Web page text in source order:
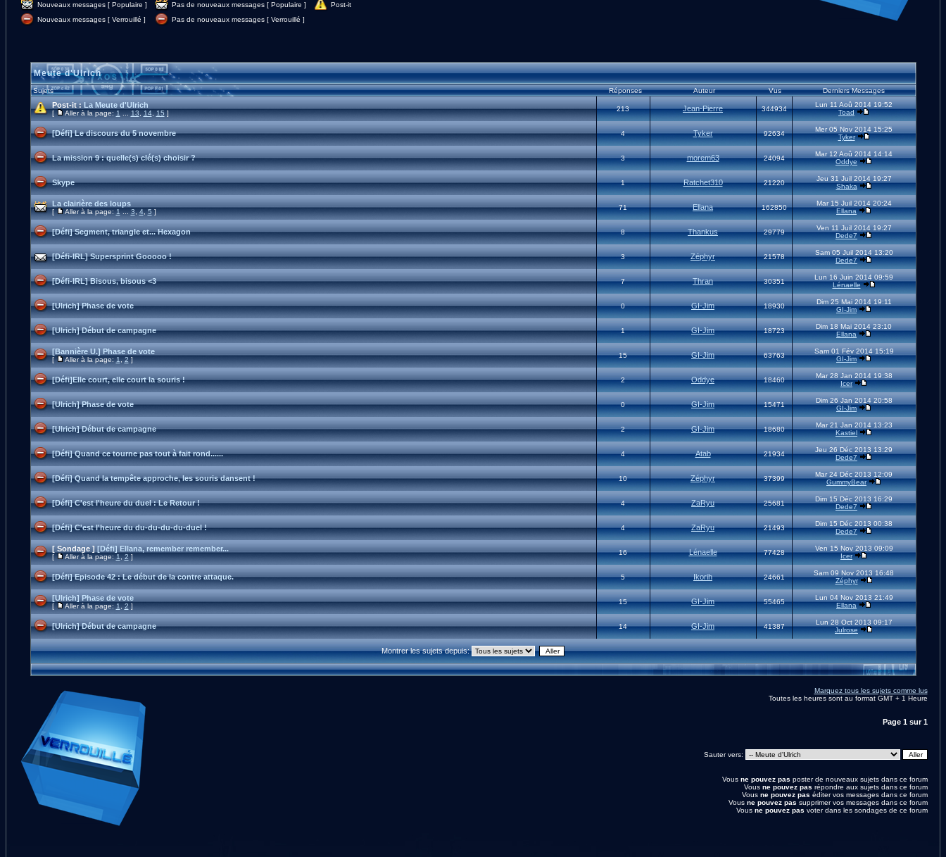
Nouveaux messages [ Populaire ]
Pas de nouveaux messages [ Populaire ]
Post-it
Nouveaux messages [ Verrouillé ]
Pas de nouveaux messages [ Verrouillé ]
Meute d'Ulrich
Sujets Réponses Auteur Vus Derniers Messages
Post-it : La Meute d'Ulrich
[ Aller à la page:1...13,14,15]
213 Jean-Pierre 344934
Lun 11 Aoû 2014 19:52
Toad
[Défi] Le discours du 5 novembre 4 Tyker 92634
Mer 05 Nov 2014 15:25
Tyker
La mission 9 : quelle(s) clé(s) choisir ? 3 morem63 24094
Mar 12 Aoû 2014 14:14
Oddye
Skype 1 Ratchet310 21220
Jeu 31 Juil 2014 19:27
Shaka
La clairière des loups
[ Aller à la page:1...3,4,5]
71 Ellana 162850
Mar 15 Juil 2014 20:24
Ellana
[Défi] Segment, triangle et... Hexagon 8 Thankus 29779
Ven 11 Juil 2014 19:27
Dede7
[Défi-IRL] Supersprint Gooooo ! 3 Zéphyr 21578
Sam 05 Juil 2014 13:20
Dede7
[Défi-IRL] Bisous, bisous <3 7 Thran 30351
Lun 16 Juin 2014 09:59
Lénaelle
[Ulrich] Phase de vote 0 GI-Jim 18930
Dim 25 Mai 2014 19:11
GI-Jim
[Ulrich] Début de campagne 1 GI-Jim 18723
Dim 18 Mai 2014 23:10
Ellana
[Bannière U.] Phase de vote
[ Aller à la page:1,2]
15 GI-Jim 63763
Sam 01 Fév 2014 15:19
GI-Jim
[Défi]Elle court, elle court la souris ! 2 Oddye 18460
Mar 28 Jan 2014 19:38
Icer
[Ulrich] Phase de vote 0 GI-Jim 15471
Dim 26 Jan 2014 20:58
GI-Jim
[Ulrich] Début de campagne 2 GI-Jim 18680
Mar 21 Jan 2014 13:23
Kastiel
[Défi] Quand ce tourne pas tout à fait rond...... 4 Atab 21934
Jeu 26 Déc 2013 13:29
Dede7
[Défi] Quand la tempête approche, les souris dansent ! 10 Zéphyr 37399
Mar 24 Déc 2013 12:09
GummyBear
[Défi] C'est l'heure du duel : Le Retour ! 4 ZaRyu 25681
Dim 15 Déc 2013 16:29
Dede7
[Défi] C'est l'heure du du-du-du-du-duel ! 4 ZaRyu 21493
Dim 15 Déc 2013 00:38
Dede7
[ Sondage ] [Défi] Ellana, remember remember...
[ Aller à la page:1,2]
16 Lénaelle 77428
Ven 15 Nov 2013 09:09
Icer
[Défi] Episode 42 : Le début de la contre attaque. 5 Ikorih 24661
Sam 09 Nov 2013 16:48
Zéphyr
[Ulrich] Phase de vote
[ Aller à la page:1,2]
15 GI-Jim 55465
Lun 04 Nov 2013 21:49
Ellana
[Ulrich] Début de campagne 14 GI-Jim 41387
Lun 28 Oct 2013 09:17
Julrose
Montrer les sujets depuis:
Marquez tous les sujets comme lus
Toutes les heures sont au format GMT + 1 Heure
Page 1sur1
Sauter vers:
Vous ne pouvez pas poster de nouveaux sujets dans ce forum
Vous ne pouvez pas répondre aux sujets dans ce forum
Vous ne pouvez pas éditer vos messages dans ce forum
Vous ne pouvez pas supprimer vos messages dans ce forum
Vous ne pouvez pas voter dans les sondages de ce forum